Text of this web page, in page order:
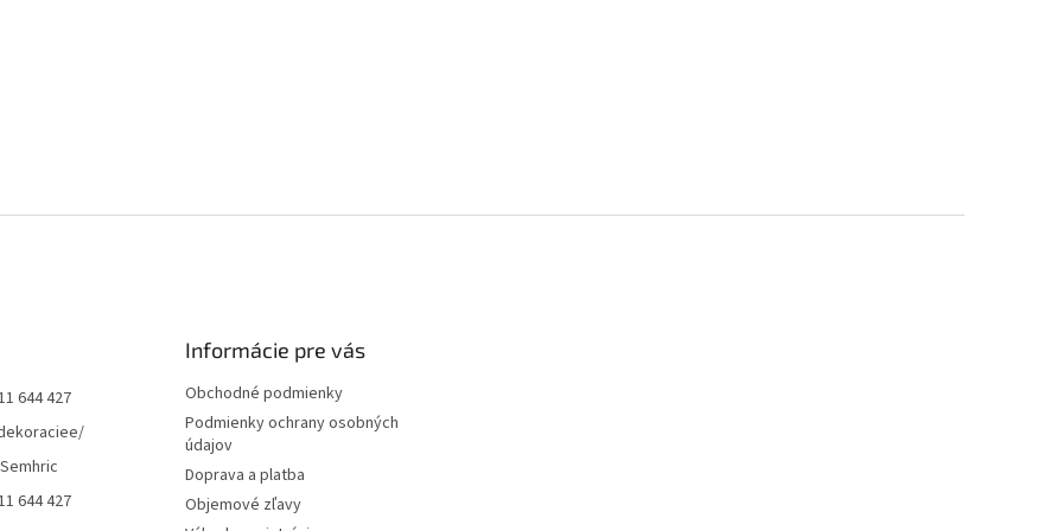
644 427
644 427
Informácie pre vás
Obchodné podmienky
Podmienky ochrany osobných
údajov
Doprava a platba
Objemové zľavy